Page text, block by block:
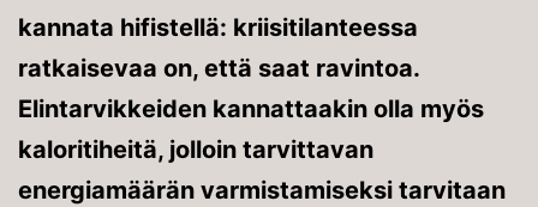
kannata hifistellä: kriisitilanteessa
ratkaisevaa on, että saat ravintoa.
Elintarvikkeiden kannattaakin olla myös
kaloritiheitä, jolloin tarvittavan
energiamäärän varmistamiseksi tarvitaan